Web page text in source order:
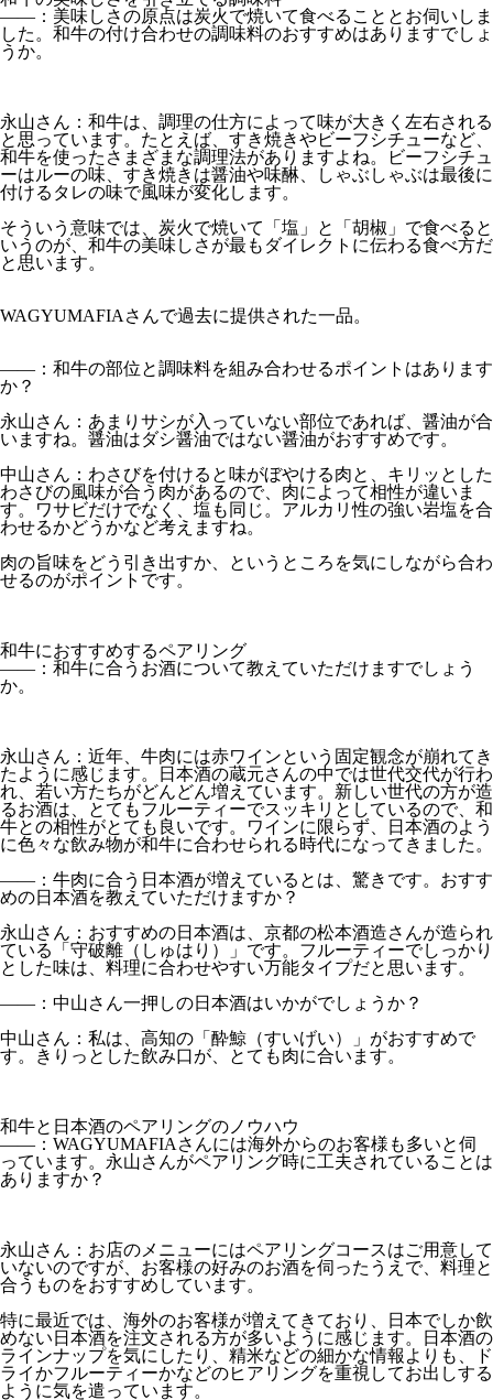
――：美味しさの原点は炭火で焼いて食べることとお伺いしま
した。和牛の付け合わせの調味料のおすすめはありますでしょ
うか。
永山さん：和牛は、調理の仕方によって味が大きく左右される
と思っています。たとえば、すき焼きやビーフシチューなど、
和牛を使ったさまざまな調理法がありますよね。ビーフシチュ
ーはルーの味、すき焼きは醤油や味醂、しゃぶしゃぶは最後に
付けるタレの味で風味が変化します。
そういう意味では、炭火で焼いて「塩」と「胡椒」で食べると
いうのが、和牛の美味しさが最もダイレクトに伝わる食べ方だ
と思います。
WAGYUMAFIAさんで過去に提供された一品。
――：和牛の部位と調味料を組み合わせるポイントはあります
か？
永山さん：あまりサシが入っていない部位であれば、醤油が合
いますね。醤油はダシ醤油ではない醤油がおすすめです。
中山さん：わさびを付けると味がぼやける肉と、キリッとした
わさびの風味が合う肉があるので、肉によって相性が違いま
す。ワサビだけでなく、塩も同じ。アルカリ性の強い岩塩を合
わせるかどうかなど考えますね。
肉の旨味をどう引き出すか、というところを気にしながら合わ
せるのがポイントです。
和牛におすすめするペアリング
――：和牛に合うお酒について教えていただけますでしょう
か。
永山さん：近年、牛肉には赤ワインという固定観念が崩れてき
たように感じます。日本酒の蔵元さんの中では世代交代が行わ
れ、若い方たちがどんどん増えています。新しい世代の方が造
るお酒は、とてもフルーティーでスッキリとしているので、和
牛との相性がとても良いです。ワインに限らず、日本酒のよう
に色々な飲み物が和牛に合わせられる時代になってきました。
――：牛肉に合う日本酒が増えているとは、驚きです。おすす
めの日本酒を教えていただけますか？
永山さん：おすすめの日本酒は、京都の松本酒造さんが造られ
ている「守破離（しゅはり）」です。フルーティーでしっかり
とした味は、料理に合わせやすい万能タイプだと思います。
――：中山さん一押しの日本酒はいかがでしょうか？
中山さん：私は、高知の「酔鯨（すいげい）」がおすすめで
す。きりっとした飲み口が、とても肉に合います。
和牛と日本酒のペアリングのノウハウ
――：WAGYUMAFIAさんには海外からのお客様も多いと伺
っています。永山さんがペアリング時に工夫されていることは
ありますか？
永山さん：お店のメニューにはペアリングコースはご用意して
いないのですが、お客様の好みのお酒を伺ったうえで、料理と
合うものをおすすめしています。
特に最近では、海外のお客様が増えてきており、日本でしか飲
めない日本酒を注文される方が多いように感じます。日本酒の
ラインナップを気にしたり、精米などの細かな情報よりも、ド
ライかフルーティーかなどのヒアリングを重視してお出しする
ように気を遣っています。